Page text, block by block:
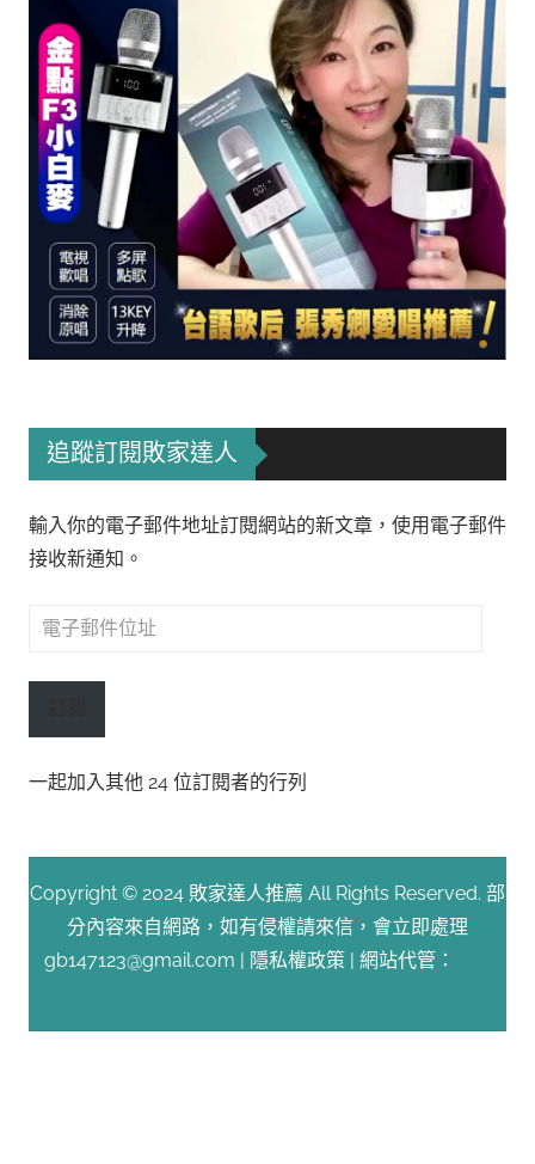
追蹤訂閱敗家達人
輸入你的電子郵件地址訂閱網站的新文章，使用電子郵件
接收新通知。
電
郵
址
一起加入其他 24 位訂閱者的行列
Copyright © 2024 敗家達人推薦 All Rights Reserved. 部
分內容來自網路，如有侵權請來信，會立即處理
gb147123@gmail.com | 隱私權政策 | 網站代管：